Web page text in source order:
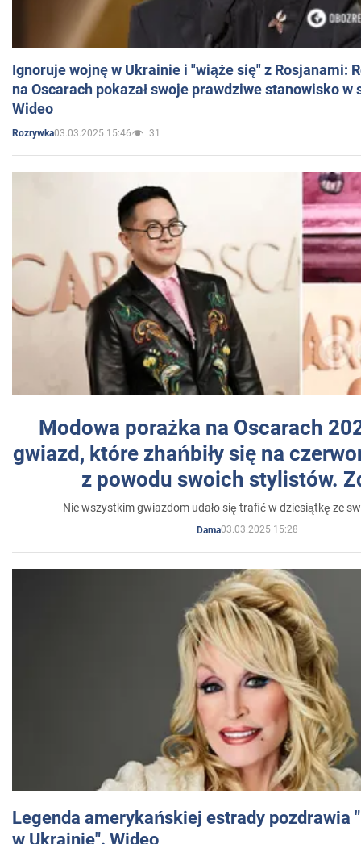
Ignoruje wojnę w Ukrainie i "wiąże się" z Rosjanami:
na Oscarach pokazał swoje prawdziwe stanowisko w
Wideo
Rozrywka03.03.2025 15:46 31
Modowa porażka na Oscarach
gwiazd, które zhańbiły się na
z powodu swoich stylistów.
Nie wszystkim gwiazdom udało się trafić w dziesiątkę ze
Dama03.03.2025 15:28
Legenda amerykańskiej estrady pozdrawia
w Ukrainie". Wideo